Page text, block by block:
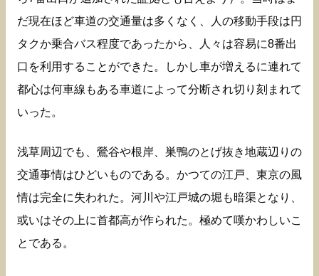
だ現在ほど車道の交通量は多くなく、人の移動手段は円
タクか乗合バス程度であったから、人々は容易に8番出
口を利用することができた。しかし車が増えるに連れて
都心は何車線もある車道によって分断され切り刻まれて
いった。
浅草周辺でも、鶯谷や根岸、巣鴨のとげ抜き地蔵辺りの
交通事情はひどいものである。かつての江戸、東京の風
情は完全に失われた。河川や江戸城の堀も暗渠となり、
或いはその上に首都高が作られた。極めて嘆かわしいこ
とである。